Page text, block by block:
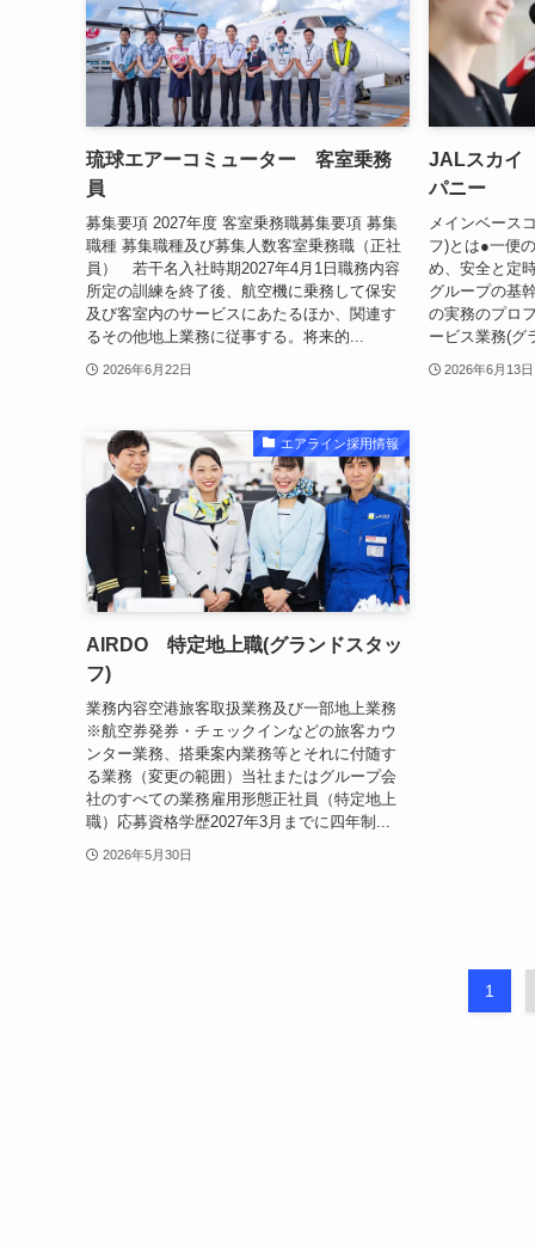
琉球エアーコミューター 客室乗務
員
募集要項 2027年度 客室乗務職募集要項 募集
職種 募集職種及び募集人数客室乗務職（正社
員） 若干名入社時期2027年4月1日職務内容
所定の訓練を終了後、航空機に乗務して保安
及び客室内のサービスにあたるほか、関連す
るその他地上業務に従事する。将来的...
2026年6月22日
JALスカイ
パニー
メインベース
フ)とは●一便
め、安全と定
グループの基
の実務のプロ
ービス業務(グ
2026年6月13日
エアライン採用情報
AIRDO 特定地上職(グランドスタッ
フ)
業務内容空港旅客取扱業務及び一部地上業務
※航空券発券・チェックインなどの旅客カウ
ンター業務、搭乗案内業務等とそれに付随す
る業務（変更の範囲）当社またはグループ会
社のすべての業務雇用形態正社員（特定地上
職）応募資格学歴2027年3月までに四年制...
2026年5月30日
1